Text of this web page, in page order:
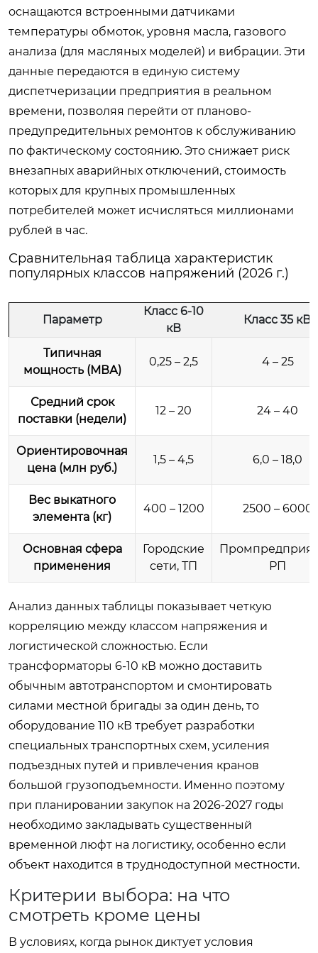
оснащаются встроенными датчиками
температуры обмоток, уровня масла, газового
анализа (для масляных моделей) и вибрации. Эти
данные передаются в единую систему
диспетчеризации предприятия в реальном
времени, позволяя перейти от планово-
предупредительных ремонтов к обслуживанию
по фактическому состоянию. Это снижает риск
внезапных аварийных отключений, стоимость
которых для крупных промышленных
потребителей может исчисляться миллионами
рублей в час.
Сравнительная таблица характеристик
популярных классов напряжений (2026 г.)
Параметр
Класс 6-10
кВ
Класс 35 кВ
Типичная
мощность (МВА)
0,25 – 2,5 4 – 25
Средний срок
поставки (недели)
12 – 20 24 – 40
Ориентировочная
цена (млн руб.)
1,5 – 4,5 6,0 – 18,0
Вес выкатного
элемента (кг)
400 – 1200 2500 – 6000
Основная сфера
применения
Городские
сети, ТП
РП
Анализ данных таблицы показывает четкую
корреляцию между классом напряжения и
логистической сложностью. Если
трансформаторы 6-10 кВ можно доставить
обычным автотранспортом и смонтировать
силами местной бригады за один день, то
оборудование 110 кВ требует разработки
специальных транспортных схем, усиления
подъездных путей и привлечения кранов
большой грузоподъемности. Именно поэтому
при планировании закупок на 2026-2027 годы
необходимо закладывать существенный
временной люфт на логистику, особенно если
объект находится в труднодоступной местности.
Критерии выбора: на что
смотреть кроме цены
В условиях, когда рынок диктует условия